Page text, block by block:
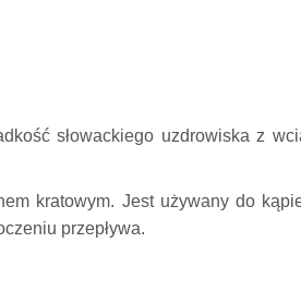
słowackiego uzdrowiska z
kratowym. Jest używany do
przepływa.